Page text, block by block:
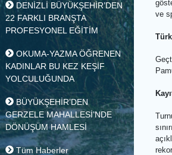
DENİZLİ BÜYÜKŞEHİR
ÇALIŞIYOR, TAVAS
KAZANIYOR
DENİZLİ BÜYÜKŞEHİR’DEN
22 FARKLI BRANŞTA
PROFESYONEL EĞİTİM
OKUMA-YAZMA ÖĞRENEN
KADINLAR BU KEZ KEŞİF
YOLCULUĞUNDA